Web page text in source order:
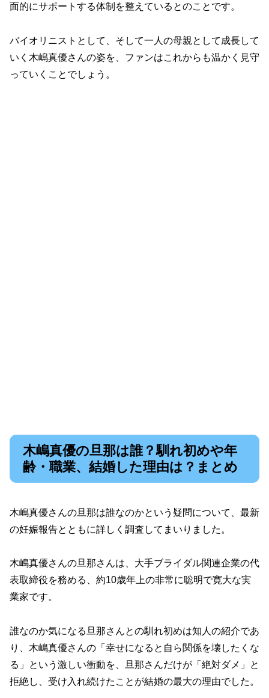
面的にサポートする体制を整えているとのことです。
バイオリニストとして、そして一人の母親として成長して
いく木嶋真優さんの姿を、ファンはこれからも温かく見守
っていくことでしょう。
木嶋真優の旦那は誰？馴れ初めや年
齢・職業、結婚した理由は？まとめ
木嶋真優さんの旦那は誰なのかという疑問について、最新
の妊娠報告とともに詳しく調査してまいりました。
木嶋真優さんの旦那さんは、大手ブライダル関連企業の代
表取締役を務める、約10歳年上の非常に聡明で寛大な実
業家です。
誰なのか気になる旦那さんとの馴れ初めは知人の紹介であ
り、木嶋真優さんの「幸せになると自ら関係を壊したくな
る」という激しい衝動を、旦那さんだけが「絶対ダメ」と
拒絶し、受け入れ続けたことが結婚の最大の理由でした。